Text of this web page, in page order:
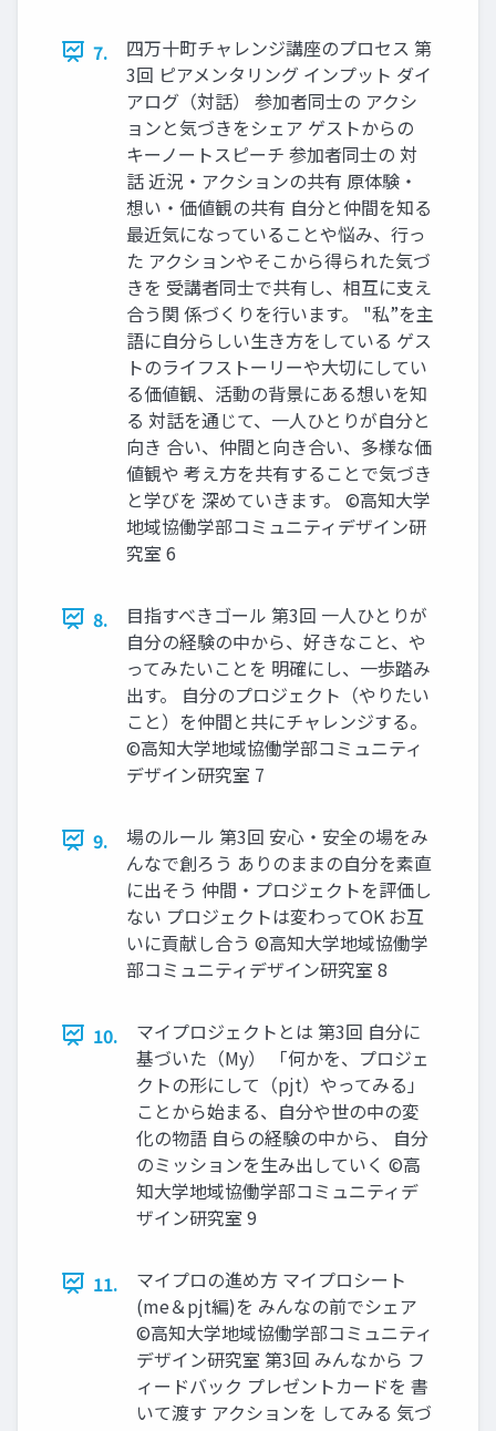
7.
四万十町チャレンジ講座のプロセス 第
3回 ピアメンタリング インプット ダイ
アログ（対話） 参加者同士の アクシ
ョンと気づきをシェア ゲストからの
キーノートスピーチ 参加者同士の 対
話 近況・アクションの共有 原体験・
想い・価値観の共有 自分と仲間を知る
最近気になっていることや悩み、行っ
た アクションやそこから得られた気づ
きを 受講者同士で共有し、相互に支え
合う関 係づくりを行います。 "私”を主
語に自分らしい生き方をしている ゲス
トのライフストーリーや大切にしてい
る価値観、活動の背景にある想いを知
る 対話を通じて、一人ひとりが自分と
向き 合い、仲間と向き合い、多様な価
値観や 考え方を共有することで気づき
と学びを 深めていきます。 ©高知大学
地域協働学部コミュニティデザイン研
究室 6
8.
目指すべきゴール 第3回 一人ひとりが
自分の経験の中から、好きなこと、や
ってみたいことを 明確にし、一歩踏み
出す。 自分のプロジェクト（やりたい
こと）を仲間と共にチャレンジする。
©高知大学地域協働学部コミュニティ
デザイン研究室 7
9.
場のルール 第3回 安心・安全の場をみ
んなで創ろう ありのままの自分を素直
に出そう 仲間・プロジェクトを評価し
ない プロジェクトは変わってOK お互
いに貢献し合う ©高知大学地域協働学
部コミュニティデザイン研究室 8
10.
マイプロジェクトとは 第3回 自分に
基づいた（My） 「何かを、プロジェ
クトの形にして（pjt）やってみる」
ことから始まる、自分や世の中の変
化の物語 自らの経験の中から、 自分
のミッションを生み出していく ©高
知大学地域協働学部コミュニティデ
ザイン研究室 9
11.
マイプロの進め方 マイプロシート
(me＆pjt編)を みんなの前でシェア
©高知大学地域協働学部コミュニティ
デザイン研究室 第3回 みんなから フ
ィードバック プレゼントカードを 書
いて渡す アクションを してみる 気づ